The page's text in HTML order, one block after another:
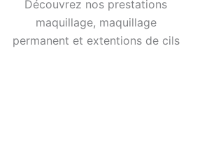
Découvrez nos prestations
maquillage, maquillage
permanent et extentions de cils